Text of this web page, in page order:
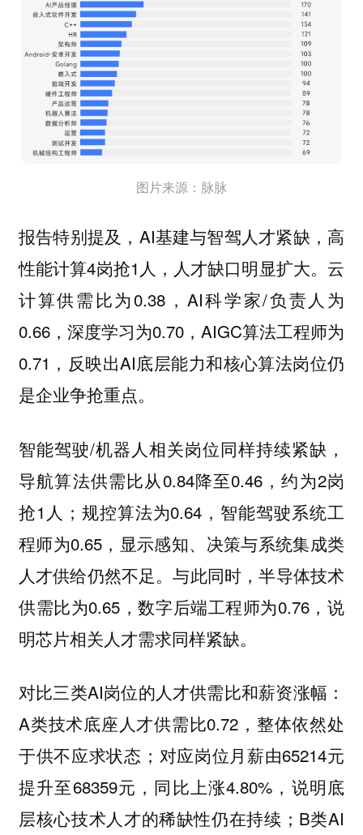
图片来源：脉脉
报告特别提及，AI基建与智驾⼈才紧缺，⾼
性能计算4岗抢1⼈，⼈才缺⼝明显扩⼤。云
计算供需⽐为0.38，AI科学家/负责⼈为
0.66，深度学习为0.70，AIGC算法⼯程师为
0.71，反映出AI底层能⼒和核⼼算法岗位仍
是企业争抢重点。
智能驾驶/机器⼈相关岗位同样持续紧缺，
导航算法供需⽐从0.84降⾄0.46，约为2岗
抢1⼈；规控算法为0.64，智能驾驶系统⼯
程师为0.65，显⽰感知、决策与系统集成类
⼈才供给仍然不⾜。与此同时，半导体技术
供需⽐为0.65，数字后端⼯程师为0.76，说
明芯⽚相关⼈才需求同样紧缺。
对⽐三类AI岗位的⼈才供需⽐和薪资涨幅：
A类技术底座⼈才供需⽐0.72，整体依然处
于供不应求状态；对应岗位⽉薪由65214元
提升⾄68359元，同⽐上涨4.80%，说明底
层核⼼技术⼈才的稀缺性仍在持续；B类AI